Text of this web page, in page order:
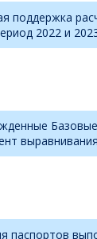
поддержка
2022 и